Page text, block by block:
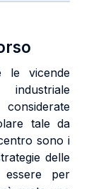
le vicende
tale da
sono i
delle
per